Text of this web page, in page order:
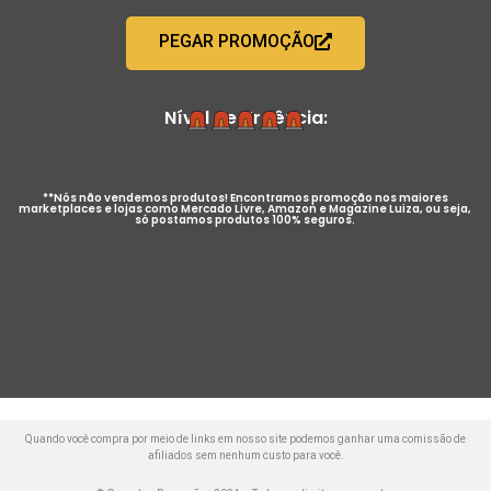
PEGAR PROMOÇÃO
Nível de Urgência:
**Nós não vendemos produtos! Encontramos promoção nos maiores
marketplaces e lojas como Mercado Livre, Amazon e Magazine Luiza, ou seja,
só postamos produtos 100% seguros.
Quando você compra por meio de links em nosso site podemos ganhar uma comissão de
afiliados sem nenhum custo para você.